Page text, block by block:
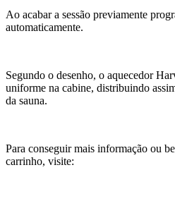
Ao acabar a sessão previamente
automaticamente.
Segundo o desenho, o aquecedor
uniforme na cabine, distribuindo
da sauna.
Para conseguir mais informação ou
carrinho, visite: